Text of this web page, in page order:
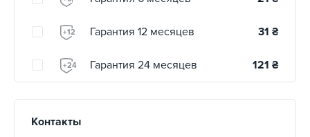
+12 Гарантия 12 месяцев 31 ₴
+24 Гарантия 24 месяцев 121 ₴
Контакты